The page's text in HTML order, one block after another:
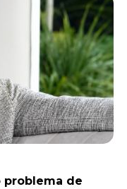
problema de